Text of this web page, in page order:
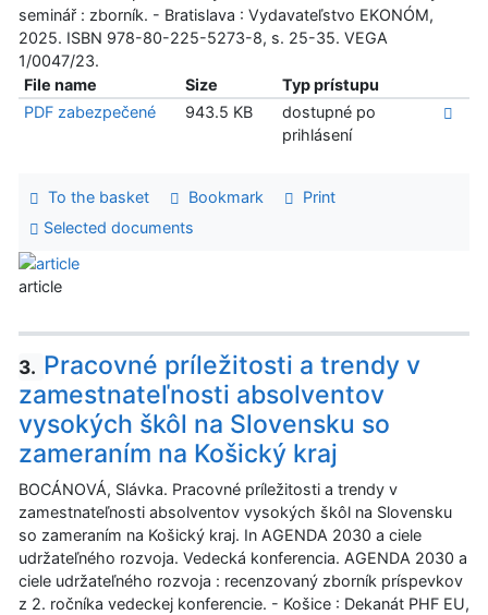
seminář : zborník. - Bratislava : Vydavateľstvo EKONÓM,
2025. ISBN 978-80-225-5273-8, s. 25-35. VEGA
1/0047/23.
File name
Size
Typ prístupu
PDF zabezpečené
943.5 KB
dostupné po
prihlásení
To the basket Bookmark
Print
Selected documents
article
3. Pracovné príležitosti a trendy v
zamestnateľnosti absolventov
vysokých škôl na Slovensku so
zameraním na Košický kraj
BOCÁNOVÁ, Slávka. Pracovné príležitosti a trendy v
zamestnateľnosti absolventov vysokých škôl na Slovensku
so zameraním na Košický kraj. In AGENDA 2030 a ciele
udržateľného rozvoja. Vedecká konferencia. AGENDA 2030 a
ciele udržateľného rozvoja : recenzovaný zborník príspevkov
z 2. ročníka vedeckej konferencie. - Košice : Dekanát PHF EU,